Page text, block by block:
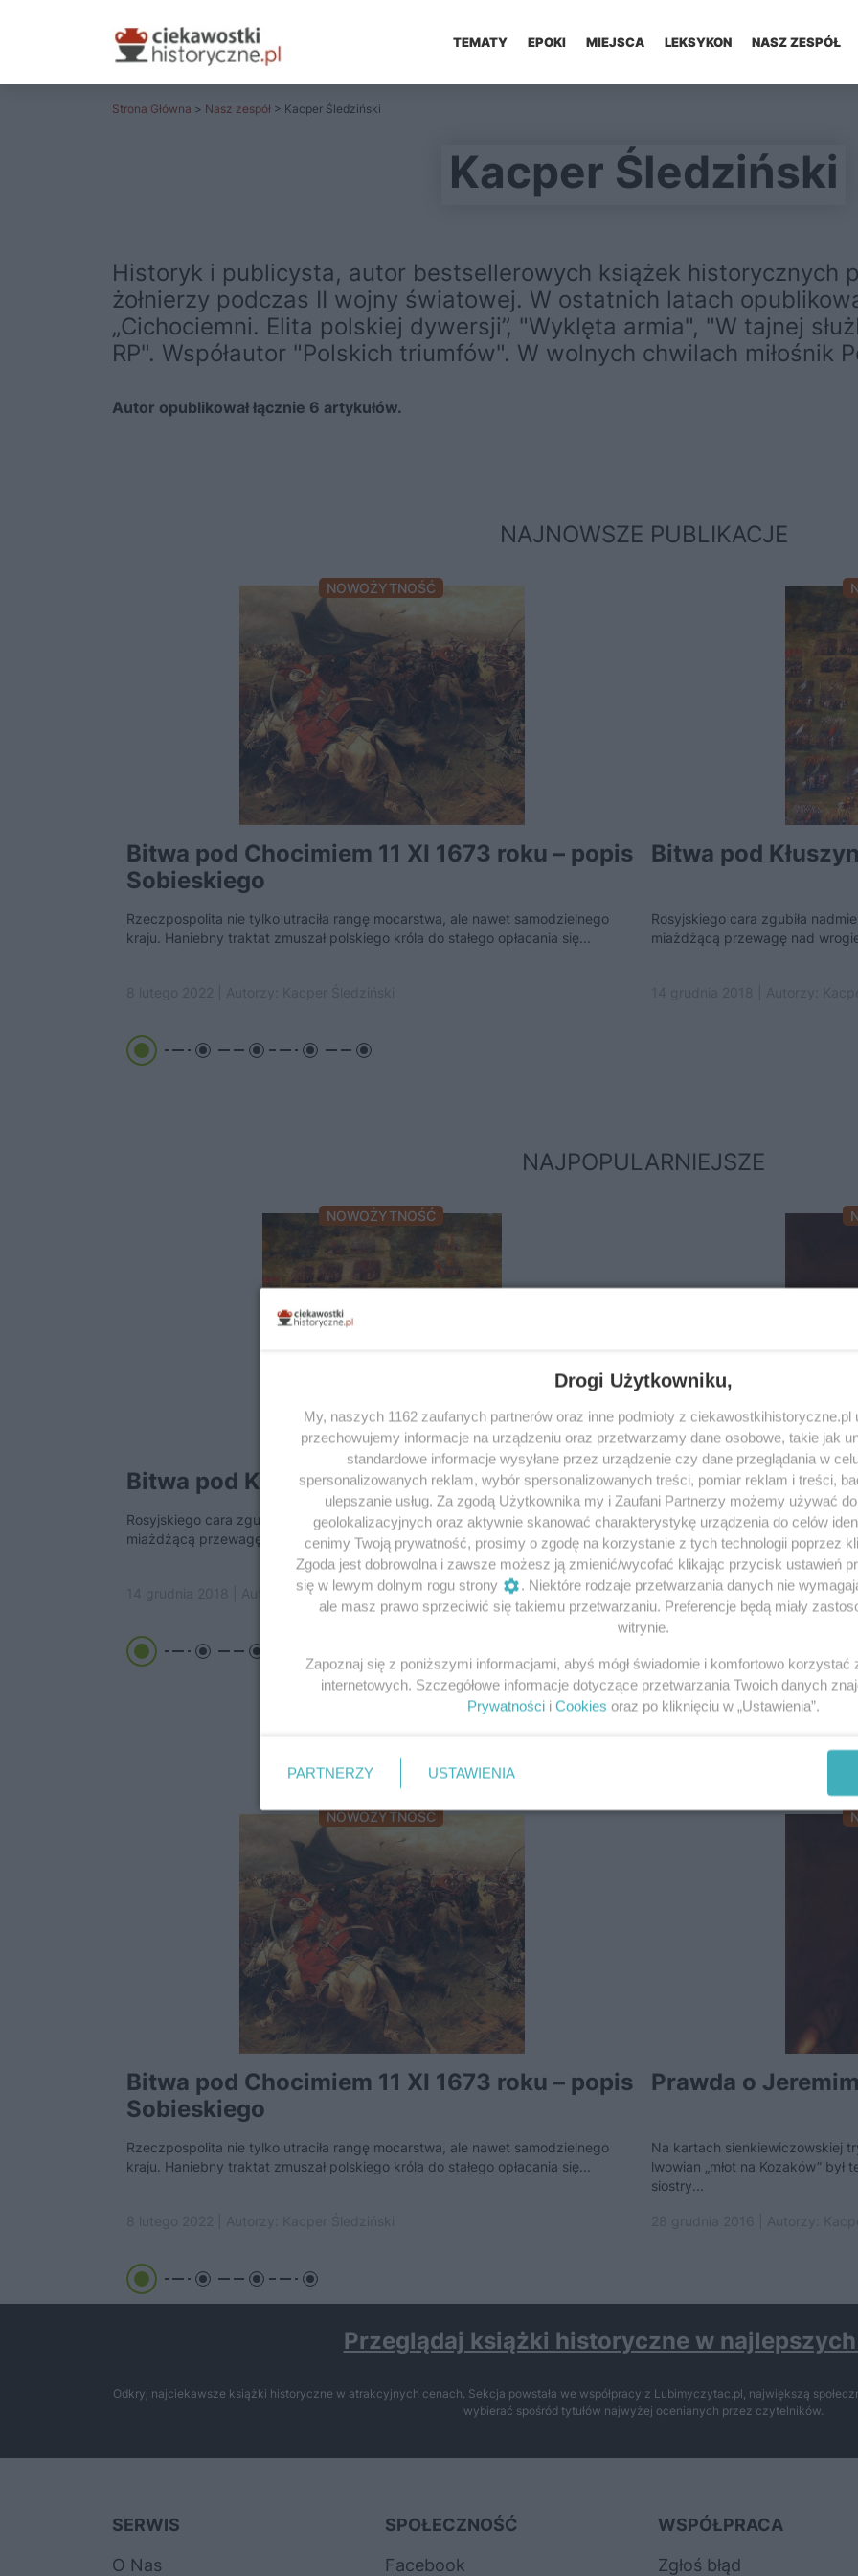
TEMATY EPOKI MIEJSCA LEKSYKON NASZ ZESPÓŁ
Strona Główna > Nasz zespół > Kacper Śledziński
Kacper Śledziński
Historyk i publicysta, autor bestsellerowych książek historycznych
żołnierzy podczas II wojny światowej. W ostatnich latach
„Cichociemni. Elita polskiej dywersji”, "Wyklęta armia", "W tajnej
RP". Współautor "Polskich triumfów". W wolnych chwilach miłośnik
Autor opublikował łącznie 6 artykułów.
NAJNOWSZE PUBLIKACJE
NOWOŻYTNOŚĆ
Bitwa pod Chocimiem 11 XI 1673 roku – popis
Sobieskiego
Rzeczpospolita nie tylko utraciła rangę mocarstwa, ale nawet samodzielnego
kraju. Haniebny traktat zmuszał polskiego króla do stałego opłacania się...
Bitwa pod
Rosyjskiego cara zgubiła
miażdżącą przewagę nad
NAJPOPULARNIEJSZE
NOWOŻYTNOŚĆ
Bitwa pod Kłuszynem 1610
Rosyjskiego cara zgubiła nadmierna pewność siebie. 4 lipca 1610 roku miał
miażdżącą przewagę nad wrogiem. Ten zdołał go jednak...
14 grudnia 2018 | Autorzy:Kacper Śledziński
Prawda o
Na kartach sienkiewiczowskiej
lwowian „młot na Kozaków”
siostry...
28 grudnia 2016 | Autorzy:
NAJCZĘŚCIEJ KOMENTOWANE
NOWOŻYTNOŚĆ
Bitwa pod Chocimiem 11 XI 1673 roku – popis
Sobieskiego
Rzeczpospolita nie tylko utraciła rangę mocarstwa, ale nawet samodzielnego
kraju. Haniebny traktat zmuszał polskiego króla do stałego opłacania się...
Prawda o
Na kartach sienkiewiczowskiej
lwowian „młot na Kozaków”
siostry...
Przeglądaj książki historyczne w
Odkryj najciekawsze książki historyczne w atrakcyjnych cenach. Sekcja powstała we współpracy z Lubimyczytac.pl, największą
wybierać spośród tytułów najwyżej ocenianych przez czytelników.
SERWIS
O Nas
SPOŁECZNOŚĆ
Facebook
WSPÓŁPRACA
Zgłoś błąd
Drogi Użytkowniku,
My, naszych 1162 zaufanych partnerów oraz inne podmioty z ciekawostkihistoryczne.pl
przechowujemy informacje na urządzeniu oraz przetwarzamy dane osobowe, takie jak
standardowe informacje wysyłane przez urządzenie czy dane przeglądania w
spersonalizowanych reklam, wybór spersonalizowanych treści, pomiar reklam i treści,
ulepszanie usług. Za zgodą Użytkownika my i Zaufani Partnerzy możemy używać
geolokalizacyjnych oraz aktywnie skanować charakterystykę urządzenia do celów
cenimy Twoją prywatność, prosimy o zgodę na korzystanie z tych technologii poprzez
Zgoda jest dobrowolna i zawsze możesz ją zmienić/wycofać klikając przycisk ustawień
się w lewym dolnym rogu strony
. Niektóre rodzaje przetwarzania danych nie
ale masz prawo sprzeciwić się takiemu przetwarzaniu. Preferencje będą miały
witrynie.
Zapoznaj się z poniższymi informacjami, abyś mógł świadomie i komfortowo
internetowych. Szczegółowe informacje dotyczące przetwarzania Twoich danych
Prywatności i Cookies oraz po kliknięciu w „Ustawienia”.
PARTNERZY USTAWIENIA